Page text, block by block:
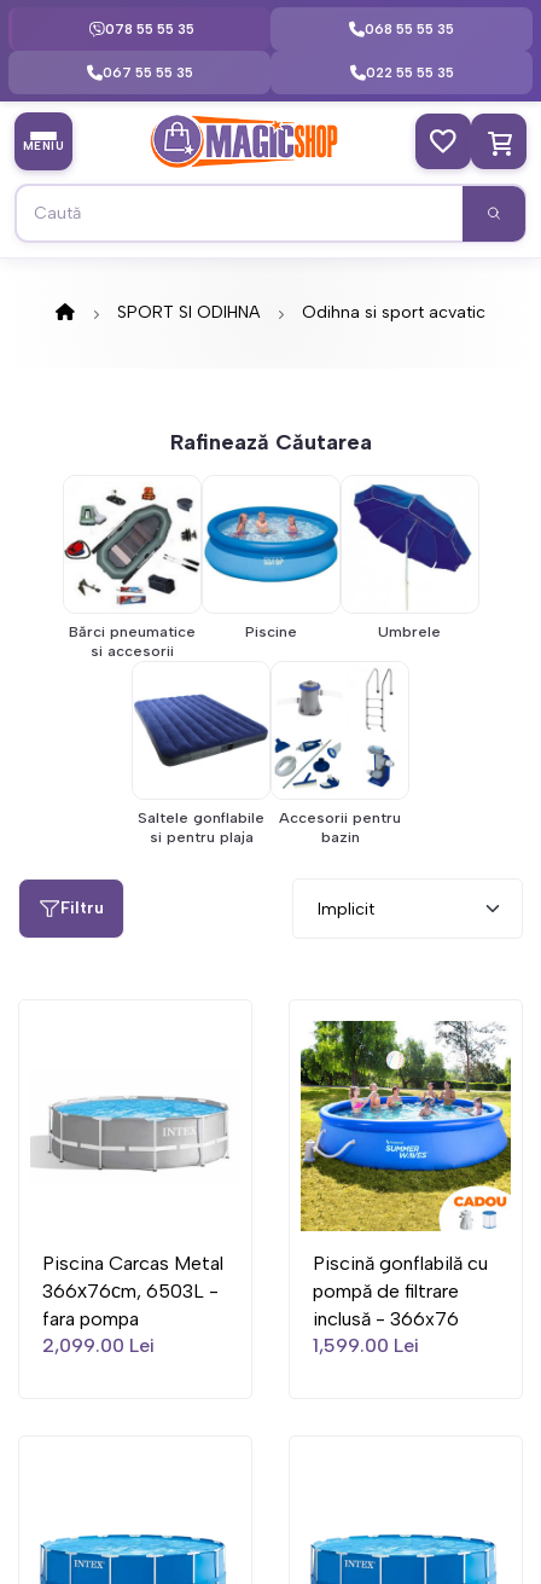
078 55 55 35 068 55 55 35
067 55 55 35 022 55 55 35
MENIU
SPORT SI ODIHNA Odihna si sport acvatic
Rafinează Căutarea
Bărci pneumatice
si accesorii
Piscine Umbrele
Saltele gonflabile
si pentru plaja
Accesorii pentru
bazin
Filtru
Piscina Carcas Metal
366х76сm, 6503L -
fara pompa
2,099.00 Lei
Piscină gonflabilă cu
pompă de filtrare
inclusă - 366x76
1,599.00 Lei